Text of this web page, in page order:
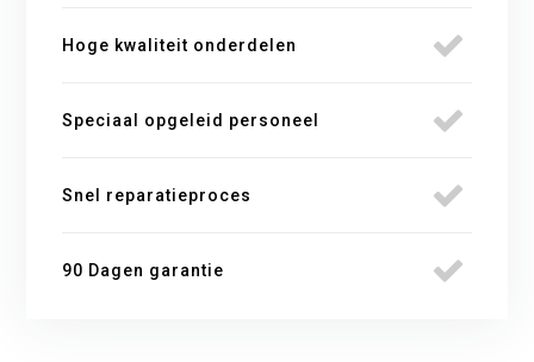
Hoge kwaliteit onderdelen
Speciaal opgeleid personeel
Snel reparatieproces
90 Dagen garantie